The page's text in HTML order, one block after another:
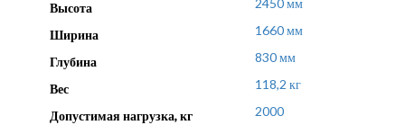
Высота
2450 мм
Ширина 1660 мм
Глубина 830 мм
Вес 118,2 кг
Допустимая нагрузка, кг 2000